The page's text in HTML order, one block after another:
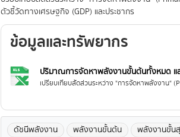
ตัวชี้วัดทางเศรษฐกิจ (GDP) และประชากร
ข้อมูลและทรัพยากร
ปริมาณการจัดหาพลังงานขั้นต้นทั้งหมด แ
เปรียบเทียบสัดส่วนระหว่าง "การจัดหาพลังงาน"
ดัชนีพลังงาน พลังงานขั้นต้น พลังงานขั้น